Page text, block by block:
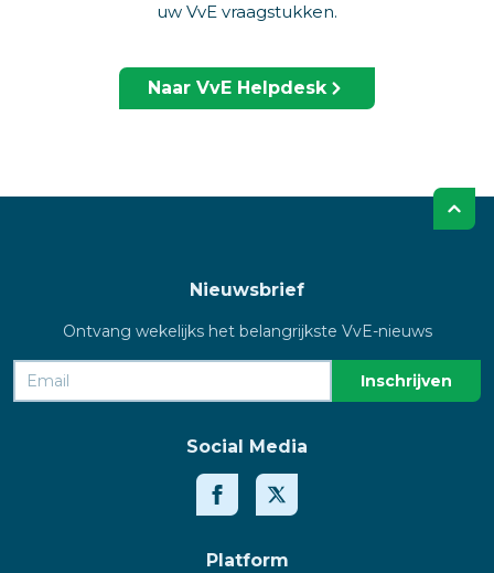
uw VvE vraagstukken.
Naar VvE Helpdesk
Nieuwsbrief
Ontvang wekelijks het belangrijkste VvE-nieuws
Social Media
Platform